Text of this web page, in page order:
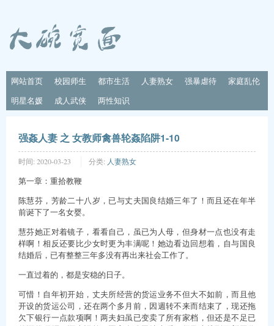
网站首页 校园师生 都市生活 人妻熟女 强暴虐待
家庭乱伦
明星名媛
成人武侠 两性知识
强姦人妻 之 女教师禽兽轮姦陷阱1-10
时间: 2020-03-23 分类: 人妻熟女
第一章：重拾教鞭
陈慧芬，芳龄二十八岁，已与丈夫国良结婚三年了！而且还在年半
前诞下了一名女婴。
慧芬她正对着镜子，看看自己，虽已为人母，但身材一点也没有走
样啊！相反还要比少女时更为丰满呢！她边看边回想着，自与国良
结婚后，已有整整三年多没有再出来社会工作了。
一直过着的，都是安稳的日子。
可惜！自年初开始，丈夫所经营的货运业务不但大不如前，而且他
开设的货运公司，还在两个多月前，因週转不来而结束了，现还拖
欠下银行一点款项啊！两夫妇虽已变卖了所有家档，但还是不足已